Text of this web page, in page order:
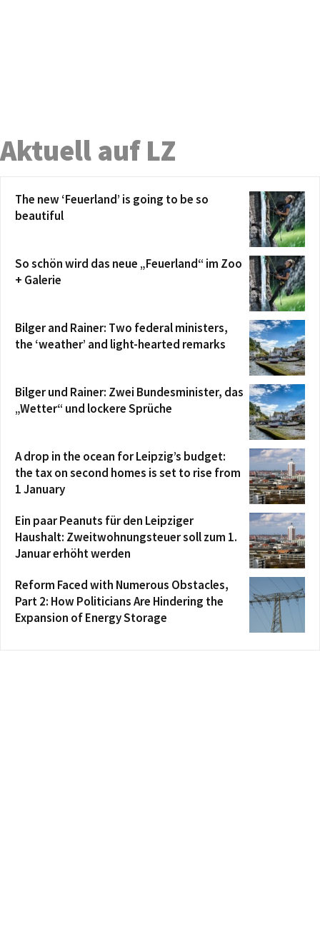
Aktuell auf LZ
The new ‘Feuerland’ is going to be so
beautiful
So schön wird das neue „Feuerland“ im Zoo
+ Galerie
Bilger and Rainer: Two federal ministers,
the ‘weather’ and light-hearted remarks
Bilger und Rainer: Zwei Bundesminister, das
„Wetter“ und lockere Sprüche
A drop in the ocean for Leipzig’s budget:
the tax on second homes is set to rise from
1 January
Ein paar Peanuts für den Leipziger
Haushalt: Zweitwohnungsteuer soll zum 1.
Januar erhöht werden
Reform Faced with Numerous Obstacles,
Part 2: How Politicians Are Hindering the
Expansion of Energy Storage